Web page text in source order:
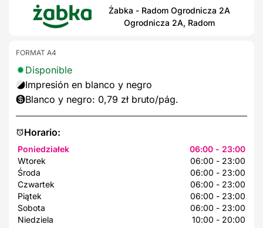
Żabka - Radom Ogrodnicza 2A
Ogrodnicza 2A, Radom
Horario:
Poniedziałek
06:00 - 23:00
Wtorek
06:00 - 23:00
Środa
06:00 - 23:00
Czwartek
06:00 - 23:00
Piątek
06:00 - 23:00
Sobota
06:00 - 23:00
Niedziela
10:00 - 20:00
FORMAT A4
Disponible
Impresión en blanco y negro
Blanco y negro: 0,79 zł bruto/pág.